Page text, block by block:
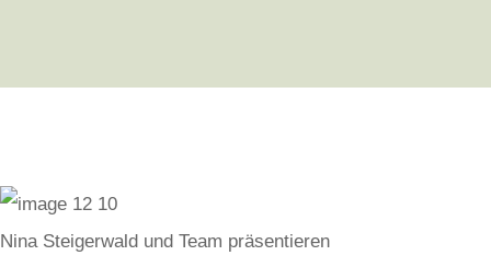
Nina Steigerwald und Team präsentieren